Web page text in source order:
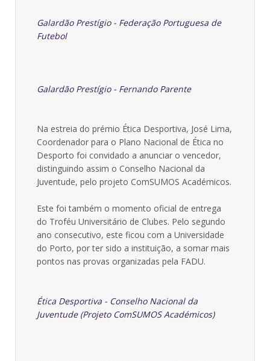
Galardão Prestígio - Federação Portuguesa de
Futebol
Galardão Prestígio - Fernando Parente
Na estreia do prémio Ética Desportiva, José Lima,
Coordenador para o Plano Nacional de Ética no
Desporto foi convidado a anunciar o vencedor,
distinguindo assim o Conselho Nacional da
Juventude, pelo projeto ComSUMOS Académicos.
Este foi também o momento oficial de entrega
do Troféu Universitário de Clubes. Pelo segundo
ano consecutivo, este ficou com a Universidade
do Porto, por ter sido a instituição, a somar mais
pontos nas provas organizadas pela FADU.
Ética Desportiva - Conselho Nacional da
Juventude (Projeto ComSUMOS Académicos)